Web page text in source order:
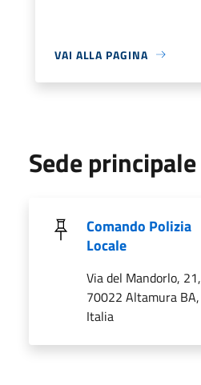
VAI ALLA PAGINA
Sede principale
Comando Polizia
Locale
Via del Mandorlo, 21,
70022 Altamura BA,
Italia